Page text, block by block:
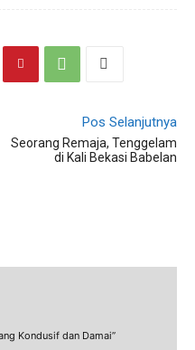
Pos Selanjutnya
Seorang Remaja, Tenggelam
di Kali Bekasi Babelan
Kondusif dan Damai”